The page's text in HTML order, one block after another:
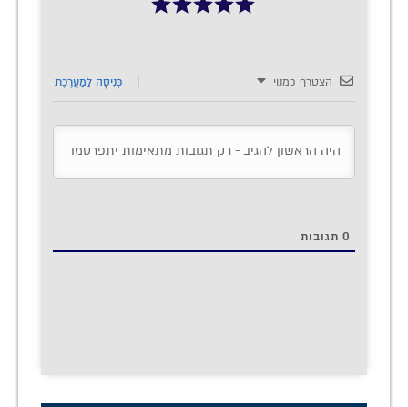
הצטרף כמנוי כְּנִיסָה לַמַעֲרֶכֶת
0 תגובות